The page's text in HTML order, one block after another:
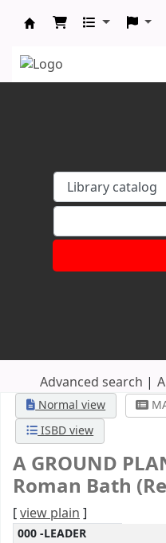
Advanced search
Normal view
ISBD view
A GROUND
Roman Bath
[view plain]
MARC details
000 -LEADER